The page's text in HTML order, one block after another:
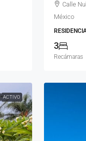
Calle
México
3
Recámaras
ACTIVO